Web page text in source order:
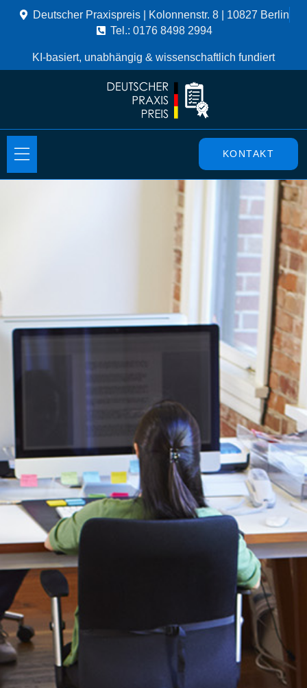
Deutscher Praxispreis | Kolonnenstr. 8 | 10827 Berlin
Tel.: 0176 8498 2994
KI-basiert, unabhängig & wissenschaftlich fundiert
KONTAKT